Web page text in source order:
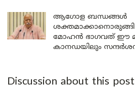
ആഗോള ബന്ധങ്ങൾ
മോഹൻ ഭാഗവത് ഈ
കാനഡയിലും
Discussion about this post